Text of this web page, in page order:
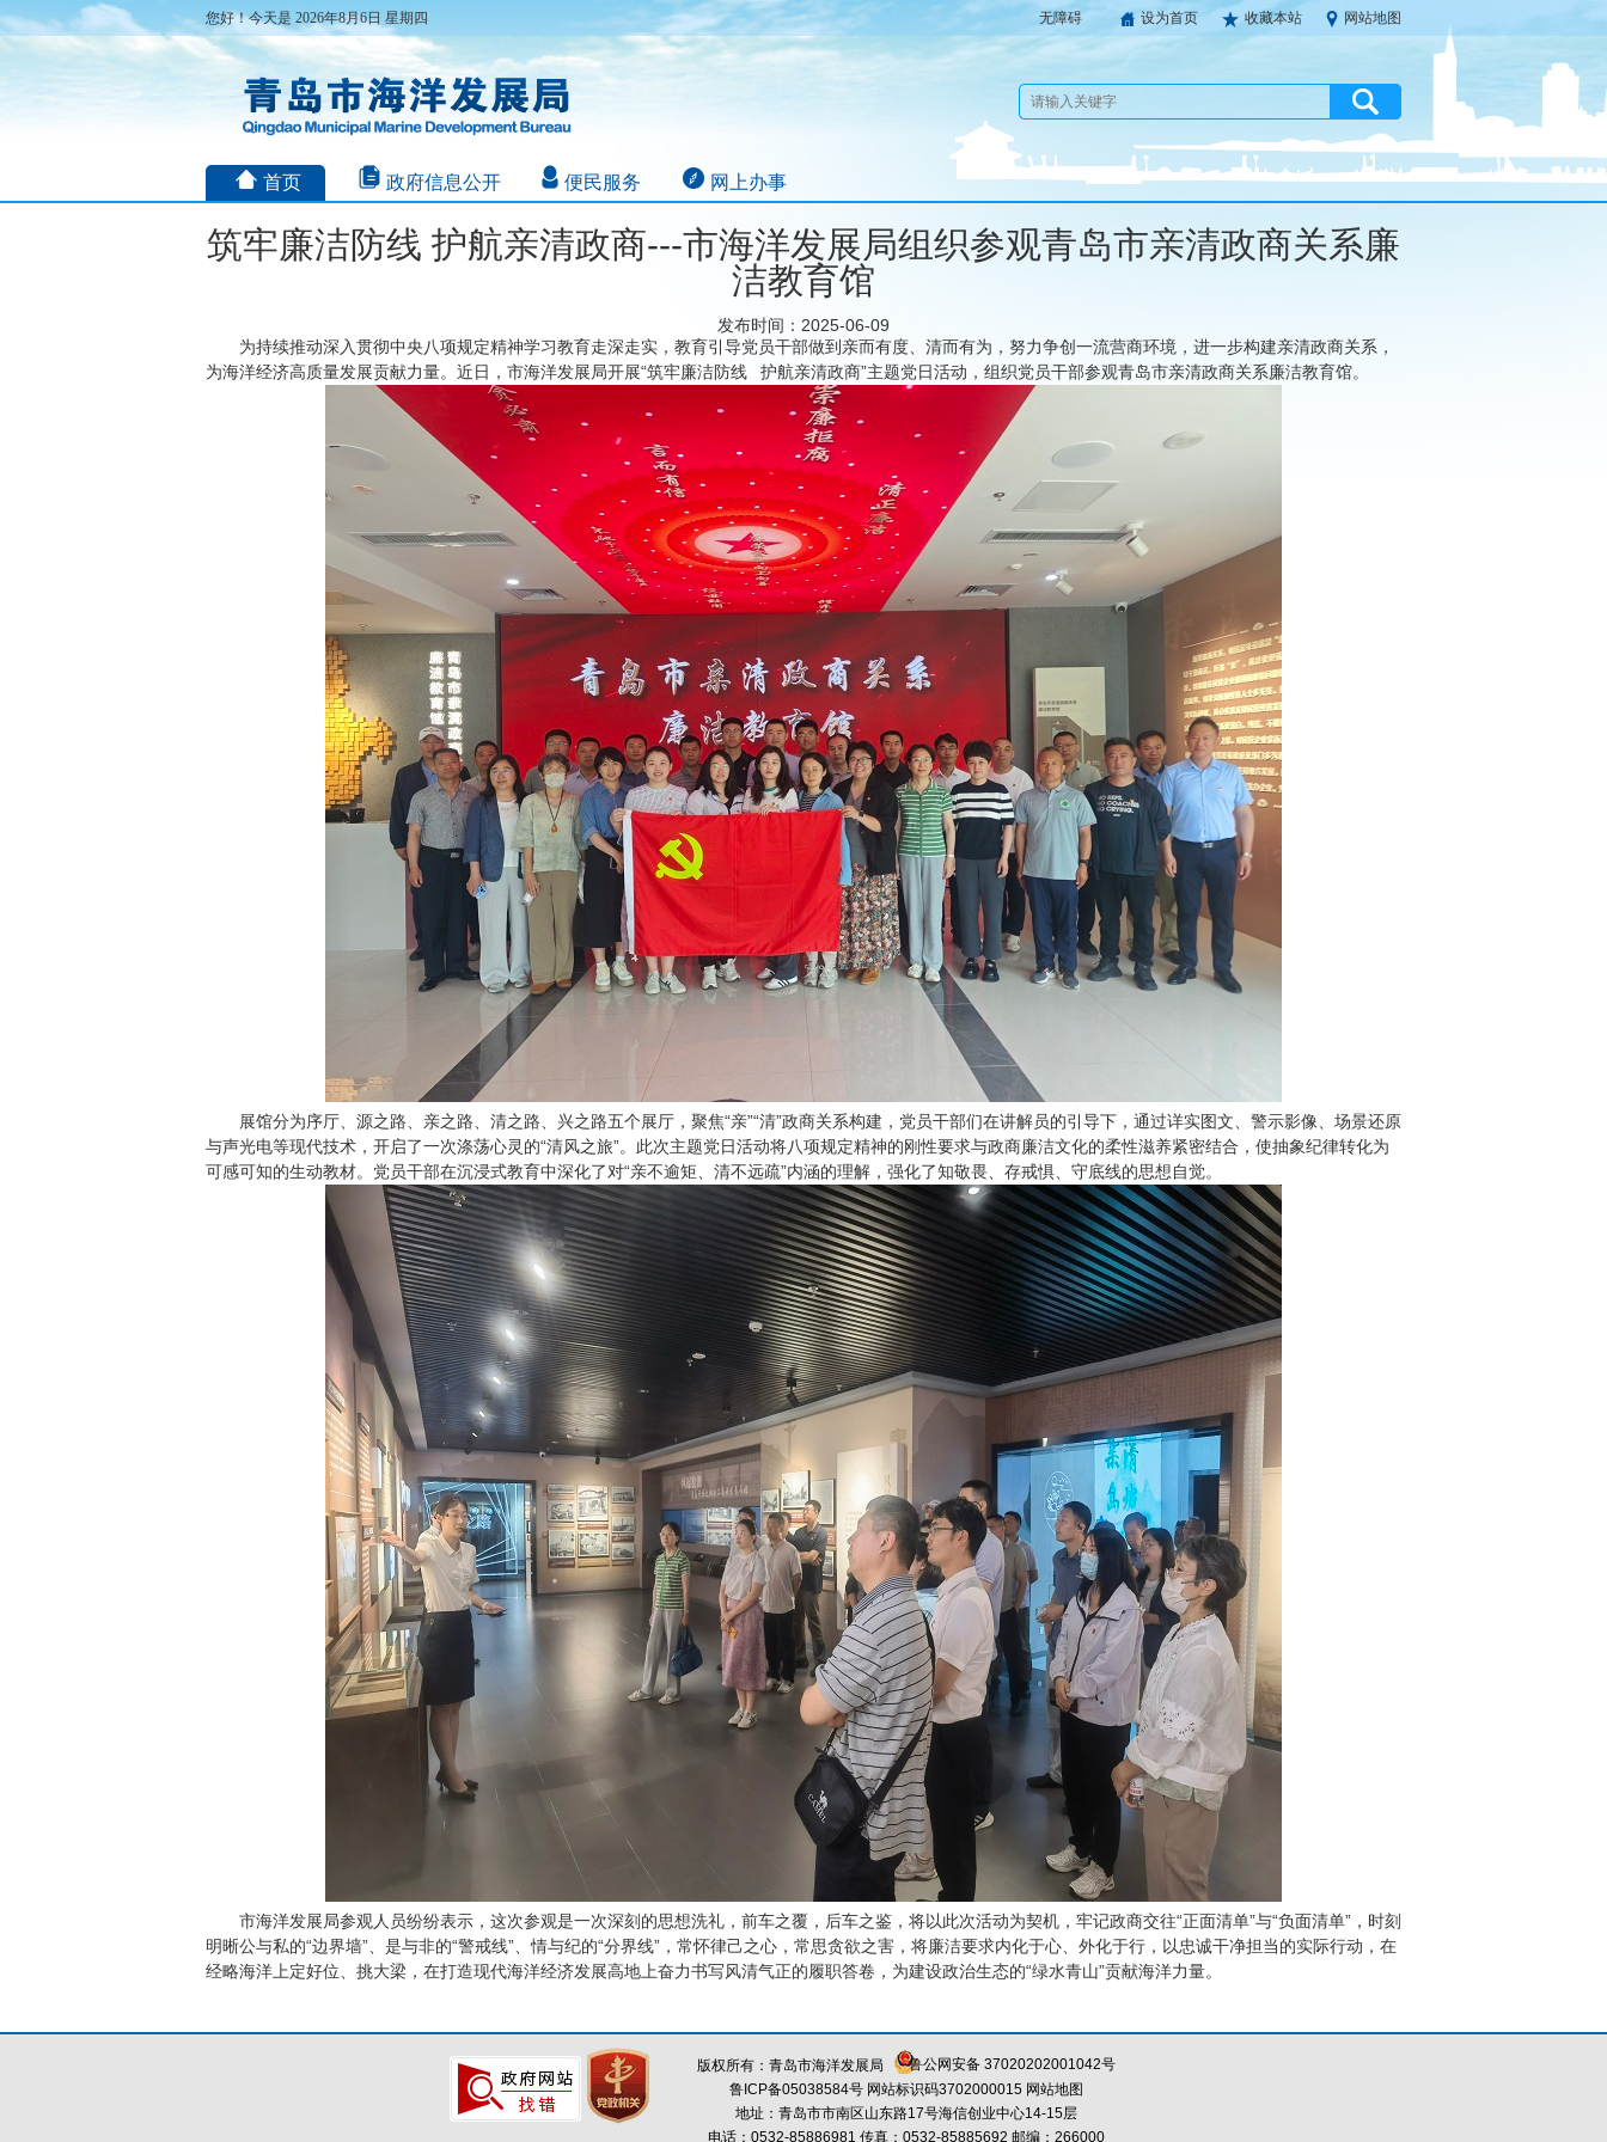
您好！今天是 2026年8月6日 星期四 无障碍 设为首页 收藏本站 网站地图
首页 政府信息公开 便民服务 网上办事
筑牢廉洁防线 护航亲清政商---市海洋发展局组织参观青岛市亲清政商关系廉
洁教育馆
发布时间：2025-06-09
为持续推动深入贯彻中央八项规定精神学习教育走深走实，教育引导党员干部做到亲而有度、清而有为，努力争创一流营商环境，进一步构建亲清政商关系，
为海洋经济高质量发展贡献力量。近日，市海洋发展局开展“筑牢廉洁防线 护航亲清政商”主题党日活动，组织党员干部参观青岛市亲清政商关系廉洁教育馆。
展馆分为序厅、源之路、亲之路、清之路、兴之路五个展厅，聚焦“亲”“清”政商关系构建，党员干部们在讲解员的引导下，通过详实图文、警示影像、场景还原
与声光电等现代技术，开启了一次涤荡心灵的“清风之旅”。此次主题党日活动将八项规定精神的刚性要求与政商廉洁文化的柔性滋养紧密结合，使抽象纪律转化为
可感可知的生动教材。党员干部在沉浸式教育中深化了对“亲不逾矩、清不远疏”内涵的理解，强化了知敬畏、存戒惧、守底线的思想自觉。
市海洋发展局参观人员纷纷表示，这次参观是一次深刻的思想洗礼，前车之覆，后车之鉴，将以此次活动为契机，牢记政商交往“正面清单”与“负面清单”，时刻
明晰公与私的“边界墙”、是与非的“警戒线”、情与纪的“分界线”，常怀律己之心，常思贪欲之害，将廉洁要求内化于心、外化于行，以忠诚干净担当的实际行动，在
经略海洋上定好位、挑大梁，在打造现代海洋经济发展高地上奋力书写风清气正的履职答卷，为建设政治生态的“绿水青山”贡献海洋力量。
版权所有：青岛市海洋发展局
鲁公网安备 37020202001042号
鲁ICP备05038584号 网站标识码3702000015 网站地图
地址：青岛市市南区山东路17号海信创业中心14-15层
电话：0532-85886981 传真：0532-85885692 邮编：266000